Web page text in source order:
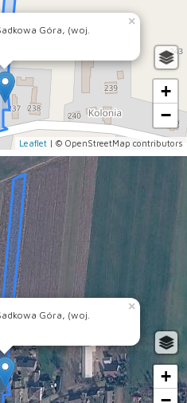
Góra, (woj.
×
+
−
Leaflet | © OpenStreetMap contributors
Góra, (woj.
×
+